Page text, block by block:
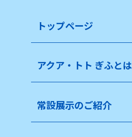
トップページ
アクア・トト ぎふとは
常設展示のご紹介